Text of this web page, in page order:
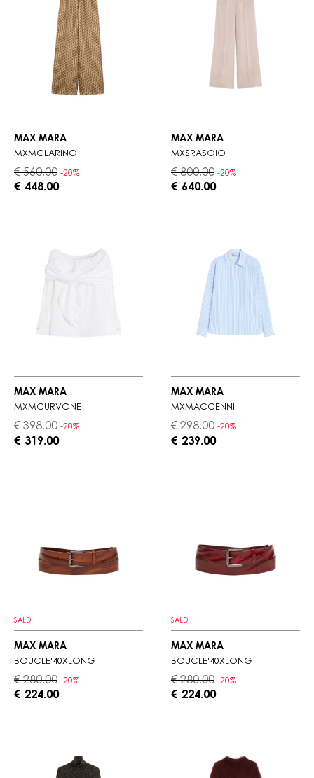
MAX MARA
MXMCLARINO
€ 560.00 -20%
€ 448.00
MAX MARA
MXSRASOIO
€ 800.00 -20%
€ 640.00
MAX MARA
MXMCURVONE
€ 398.00 -20%
€ 319.00
MAX MARA
MXMACCENNI
€ 298.00 -20%
€ 239.00
SALDI
MAX MARA
BOUCLE'40XLONG
€ 280.00 -20%
€ 224.00
SALDI
MAX MARA
BOUCLE'40XLONG
€ 280.00 -20%
€ 224.00